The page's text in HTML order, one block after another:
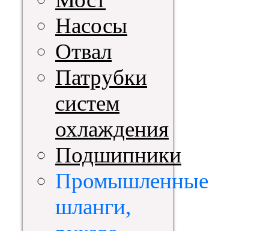
Насосы
Отвал
Патрубки
систем
охлаждения
Подшипники
Промышленные
шланги,